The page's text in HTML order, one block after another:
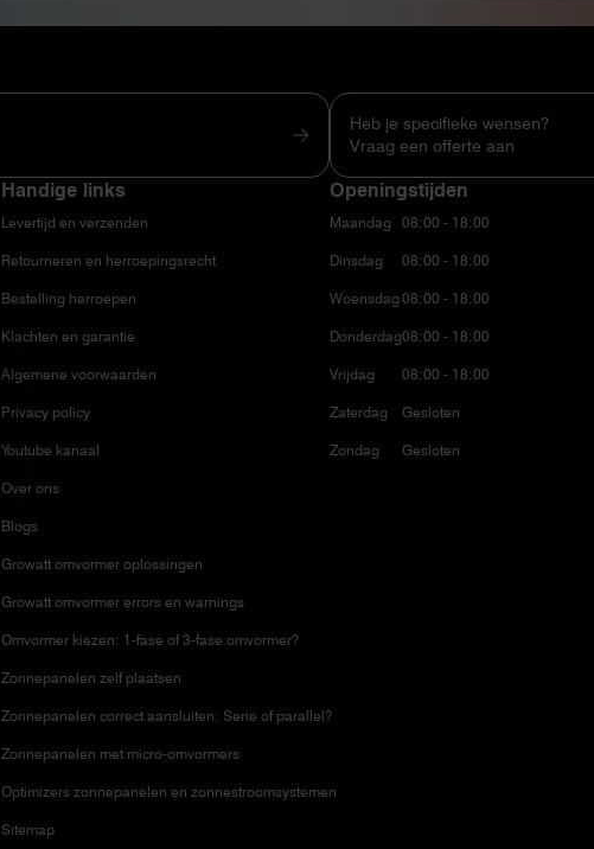
Handige links
Levertijd en verzenden
Retourneren en herroepingsrecht
Bestelling herroepen
Klachten en garantie
Algemene voorwaarden
Privacy policy
Youtube kanaal
Over ons
Blogs
Growatt omvormer oplossingen
Growatt omvormer errors en warnings
Omvormer kiezen: 1-fase of 3-fase omvormer?
Zonnepanelen zelf plaatsen
Zonnepanelen correct aansluiten: Serie of parallel?
Zonnepanelen met micro-omvormers
Optimizers zonnepanelen en zonnestroomsystemen
Sitemap
Heb je specifieke wensen?
Vraag een offerte aan
Openingstijden
Maandag
Dinsdag
Woensdag
Donderdag
Vrijdag
Zaterdag
Zondag
08:00 - 18:00
08:00 - 18:00
08:00 - 18:00
08:00 - 18:00
08:00 - 18:00
Gesloten
Gesloten